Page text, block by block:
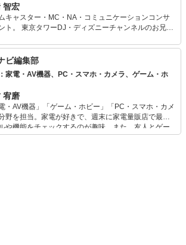
智宏
キャスター・MC・NA・コミュニケーションコンサ
ト。 東京タワーDJ・ディズニーチャンネルのお兄さ
実況を担当。 代表的な競技シーン実況はカードゲー
世界大会」、FPSゲームは「OverWatch W
配信放送では「Hearth Stone」またサッカー元日本
園真聖さんをゲストに迎えて「NBA2K19」のバラエ
信MC等幅広く活動。 「ゲームで皆が楽しい」をコ
トに、笑顔の役に立ちたいとゲーミングステージに
ている。 ゲーム以外では「承認力」をテーマに上司
のコミュニケーションコンサルティングを企業講
手電機会社より受託、製品のプロモーションディレ
ビ編集部
家電・AV機器、PC・スマホ・カメラ、ゲーム・ホ
宥磨
電・AV機器」「ゲーム・ホビー」「PC・スマホ・カメ
野を担当。家電が好きで、週末に家電量販店で最新
や機能をチェックするのが趣味。また、友人とゲー
しみながら、新作タイトルやイベント情報もいち早